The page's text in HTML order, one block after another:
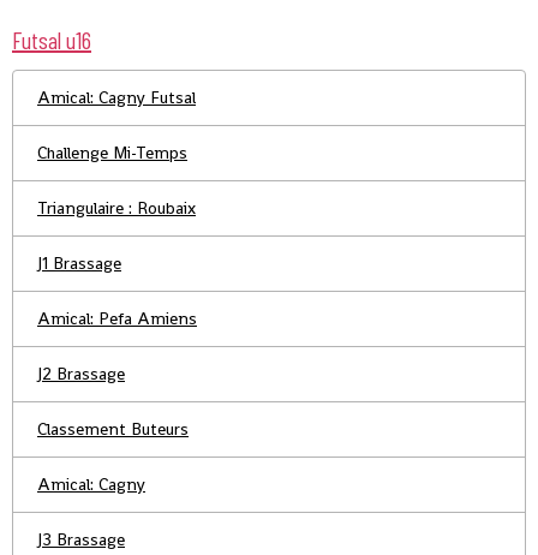
Futsal u16
Amical: Cagny Futsal
Challenge Mi-Temps
Triangulaire : Roubaix
J1 Brassage
Amical: Pefa Amiens
J2 Brassage
Classement Buteurs
Amical: Cagny
J3 Brassage